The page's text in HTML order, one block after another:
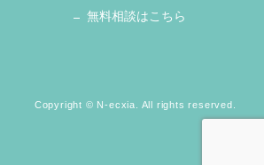
無料相談はこちら
Copyright © N-ecxia. All rights reserved.